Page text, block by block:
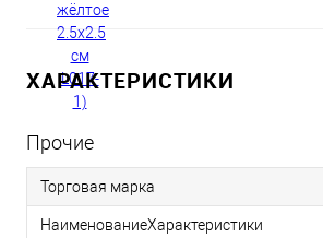
ХАРАКТЕРИСТИКИ
Прочие
Торговая марка
НаименованиеХарактеристики